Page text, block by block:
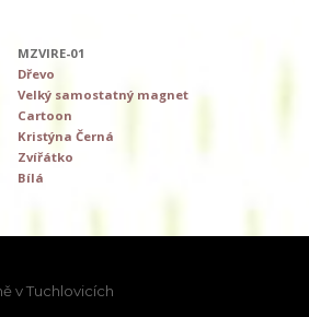
MZVIRE-01
Dřevo
Velký samostatný magnet
Cartoon
Kristýna Černá
Zvířátko
Bílá
v Tuchlovicích